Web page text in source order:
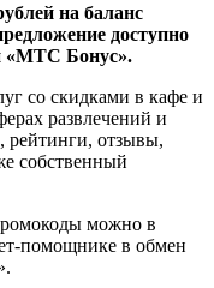
на баланс
доступно
«МТС Бонус».
со скидками в кафе и
развлечений и
рейтинги, отзывы,
собственный
можно в
помощнике в обмен